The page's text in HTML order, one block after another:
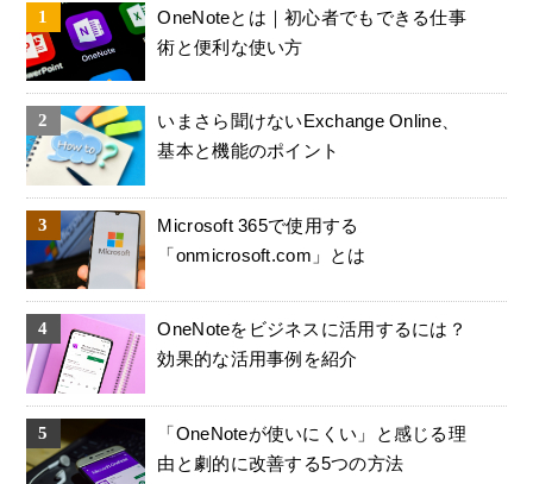
OneNoteとは｜初心者でもできる仕事
術と便利な使い方
いまさら聞けないExchange Online、
基本と機能のポイント
Microsoft 365で使用する
「onmicrosoft.com」とは
OneNoteをビジネスに活用するには？
効果的な活用事例を紹介
「OneNoteが使いにくい」と感じる理
由と劇的に改善する5つの方法